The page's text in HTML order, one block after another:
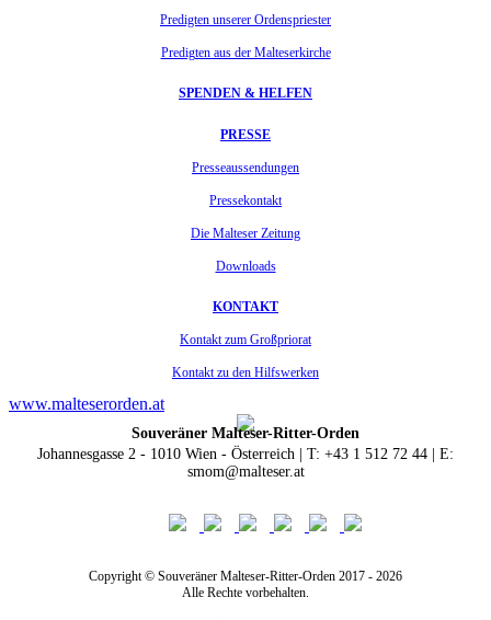
Predigten unserer Ordenspriester
Predigten aus der Malteserkirche
SPENDEN & HELFEN
PRESSE
Presseaussendungen
Pressekontakt
Die Malteser Zeitung
Downloads
KONTAKT
Kontakt zum Großpriorat
Kontakt zu den Hilfswerken
www.malteserorden.at
Souveräner Malteser-Ritter-Orden
Johannesgasse 2 - 1010 Wien - Österreich | T: +43 1 512 72 44 | E:
smom@malteser.at
Copyright © Souveräner Malteser-Ritter-Orden 2017 - 2026
Alle Rechte vorbehalten.